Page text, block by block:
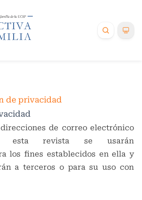
de privacidad
de correo electrónico
esta revista se usarán
los fines establecidos en ella y
a terceros o para su uso con